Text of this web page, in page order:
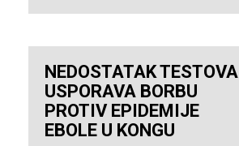
NEDOSTATAK TESTOVA
USPORAVA BORBU
PROTIV EPIDEMIJE
EBOLE U KONGU